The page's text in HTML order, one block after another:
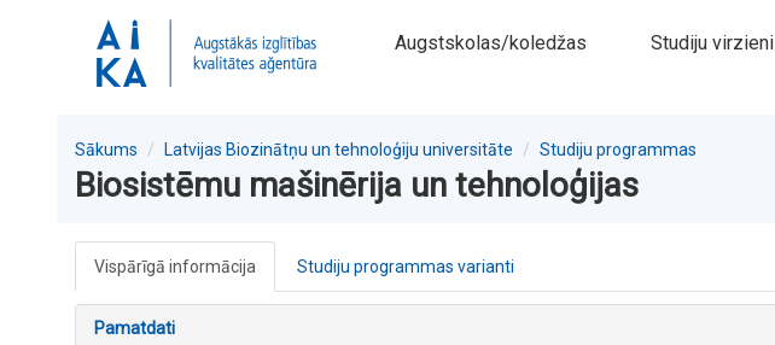
Augstskolas/koledžas Studiju virzieni
Sākums Latvijas Biozinātņu un tehnoloģiju universitāte Studiju programmas
Biosistēmu mašinērija un tehnoloģijas
Vispārīgā informācija Studiju programmas varianti
Pamatdati